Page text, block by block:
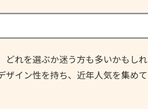
どれを選ぶか迷う方も多いかもしれ
ザイン性を持ち、近年人気を集めて